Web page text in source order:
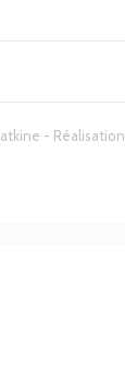
- Réalisation